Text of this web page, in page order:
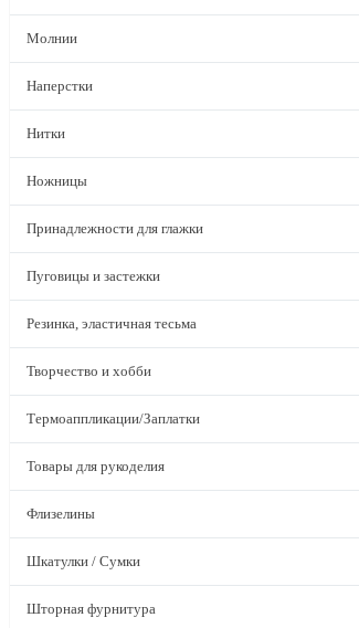
Молнии
Наперстки
Нитки
Ножницы
Принадлежности для глажки
Пуговицы и застежки
Резинка, эластичная тесьма
Творчество и хобби
Термоаппликации/Заплатки
Товары для рукоделия
Флизелины
Шкатулки / Сумки
Шторная фурнитура